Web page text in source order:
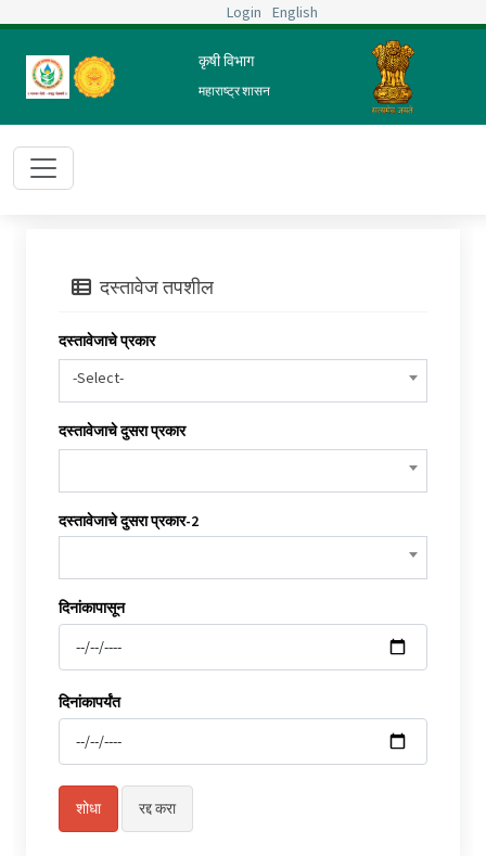
Login English
कृषी विभाग
महाराष्ट्र शासन
दस्तावेज तपशील
दस्तावेजाचे प्रकार
-Select-
दस्तावेजाचे दुसरा प्रकार
दस्तावेजाचे दुसरा प्रकार-2
दिनांकापासून
दिनांकापर्यंत